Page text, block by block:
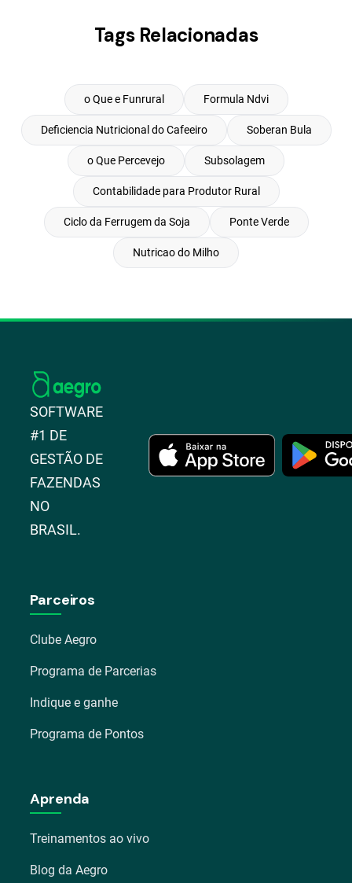
Tags Relacionadas
o Que e Funrural Formula Ndvi
Deficiencia Nutricional do Cafeeiro Soberan Bula
o Que Percevejo Subsolagem
Contabilidade para Produtor Rural
Ciclo da Ferrugem da Soja Ponte Verde
Nutricao do Milho
SOFTWARE
#1 DE
GESTÃO DE
FAZENDAS
NO
BRASIL.
Parceiros
Clube Aegro
Programa de Parcerias
Indique e ganhe
Programa de Pontos
Aprenda
Treinamentos ao vivo
Blog da Aegro